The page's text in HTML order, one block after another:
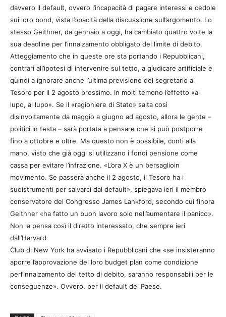
davvero il default, ovvero l’incapacità di pagare interessi e cedole
sui loro bond, vista l’opacità della discussione sull’argomento. Lo
stesso Geithner, da gennaio a oggi, ha cambiato quattro volte la
sua deadline per l’innalzamento obbligato del limite di debito.
Atteggiamento che in queste ore sta portando i Repubblicani,
contrari all’ipotesi di intervenire sul tetto, a giudicare artificiale e
quindi a ignorare anche l’ultima previsione del segretario al
Tesoro per il 2 agosto prossimo. In molti temono l’effetto «al
lupo, al lupo». Se il «ragioniere di Stato» salta così
disinvoltamente da maggio a giugno ad agosto, allora le gente –
politici in testa – sarà portata a pensare che si può postporre
fino a ottobre e oltre. Ma questo non è possibile, conti alla
mano, visto che già oggi si utilizzano i fondi pensione come
cassa per evitare l’infrazione. «L’ora X è un bersaglioin
movimento. Se passerà anche il 2 agosto, il Tesoro ha i
suoistrumenti per salvarci dal default», spiegava ieri il membro
conservatore del Congresso James Lankford, secondo cui finora
Geithner «ha fatto un buon lavoro solo nell’aumentare il panico».
Non la pensa così il diretto interessato, che sempre ieri
dall’Harvard
Club di New York ha avvisato i Repubblicani che «se insisteranno
aporre l’approvazione del loro budget plan come condizione
perl’innalzamento del tetto di debito, saranno responsabili per le
conseguenze». Ovvero, per il default del Paese.